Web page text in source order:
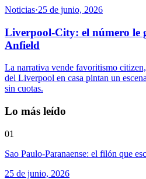
Noticias·25 de junio, 2026
Liverpool-City: el número le
Anfield
La narrativa vende favoritismo
del Liverpool en casa pintan un
sin cuotas.
Lo más leído
01
Sao Paulo-Paranaense: el filón que
25 de junio, 2026